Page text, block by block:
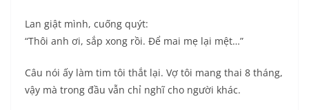
Lan giật mình, cuống quýt:
“Thôi anh ơi, sắp xong rồi. Để mai mẹ lại mệt…”
Câu nói ấy làm tim tôi thắt lại. Vợ tôi mang thai 8 tháng,
vậy mà trong đầu vẫn chỉ nghĩ cho người khác.